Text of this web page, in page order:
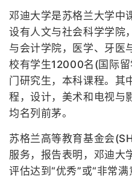
邓迪大学是苏格兰大学中
设有人文与社会科学学院
与会计学院，医学、牙医
校有学生12000名(国际
门研究生，本科课程。其
程，设计，美术和电视与
均名列前茅。
苏格兰高等教育基金会
服务，报告表明，邓迪大
评估达到“优秀”或“非常